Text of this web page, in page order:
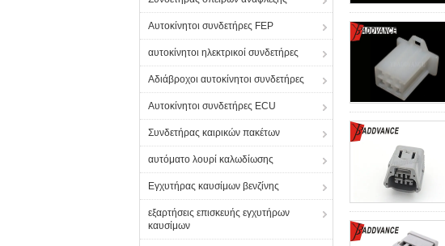
Αυτοκίνητοι συνδετήρες FEP
αυτοκίνητοι ηλεκτρικοί συνδετήρες
Αδιάβροχοι αυτοκίνητοι συνδετήρες
Αυτοκίνητοι συνδετήρες ECU
Συνδετήρας καιρικών πακέτων
αυτόματο λουρί καλωδίωσης
Εγχυτήρας καυσίμων βενζίνης
εξαρτήσεις επισκευής εγχυτήρων
καυσίμων